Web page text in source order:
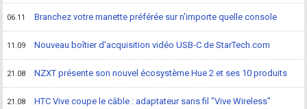
06.11 Branchez votre manette préférée sur n'importe quelle console
11.09 Nouveau boîtier d'acquisition vidéo USB-C de StarTech.com
21.08 NZXT présente son nouvel écosystème Hue 2 et ses 10 produits
21.08 HTC Vive coupe le câble : adaptateur sans fil "Vive Wireless"